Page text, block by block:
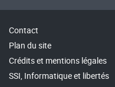
Contact
Plan du site
Crédits et mentions légales
SSI, Informatique et libertés